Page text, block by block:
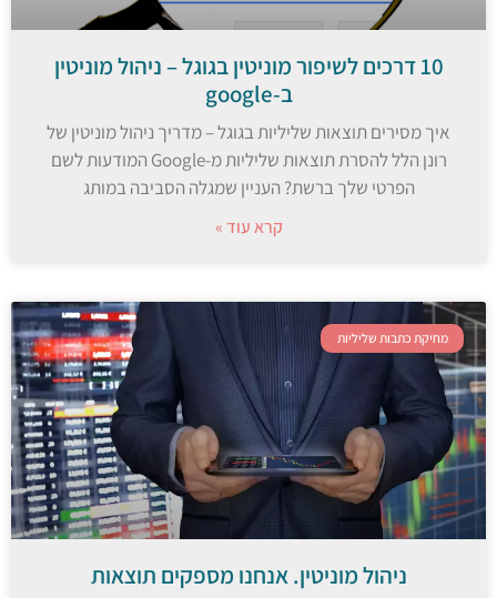
10 דרכים לשיפור מוניטין בגוגל – ניהול מוניטין
ב-google
איך מסירים תוצאות שליליות בגוגל – מדריך ניהול מוניטין של
רונן הלל להסרת תוצאות שליליות מ-Google המודעות לשם
הפרטי שלך ברשת? העניין שמגלה הסביבה במותג
קרא עוד »
מחיקת כתבות שליליות
ניהול מוניטין. אנחנו מספקים תוצאות